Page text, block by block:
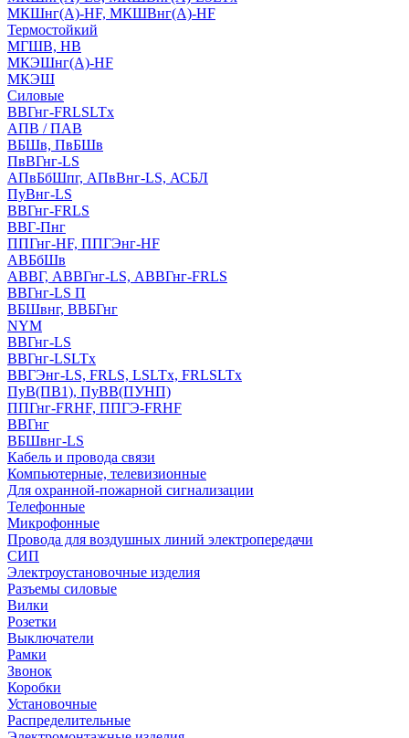
МКШнг(А)-HF, МКШВнг(А)-HF
Термостойкий
МГШВ, НВ
МКЭШнг(А)-HF
МКЭШ
Силовые
ВВГнг-FRLSLTx
АПВ / ПАВ
ВБШв, ПвБШв
ПвВГнг-LS
АПвБбШпг, АПвВнг-LS, АСБЛ
ПуВнг-LS
ВВГнг-FRLS
ВВГ-Пнг
ППГнг-HF, ППГЭнг-HF
АВБбШв
АВВГ, АВВГнг-LS, АВВГнг-FRLS
ВВГнг-LS П
ВБШвнг, ВВБГнг
NYM
ВВГнг-LS
ВВГнг-LSLTx
ВВГЭнг-LS, FRLS, LSLTx, FRLSLTx
ПуВ(ПВ1), ПуВВ(ПУНП)
ППГнг-FRHF, ППГЭ-FRHF
ВВГнг
ВБШвнг-LS
Кабель и провода связи
Компьютерные, телевизионные
Для охранной-пожарной сигнализации
Телефонные
Микрофонные
Провода для воздушных линий электропередачи
СИП
Электроустановочные изделия
Разъемы силовые
Вилки
Розетки
Выключатели
Рамки
Звонок
Коробки
Установочные
Распределительные